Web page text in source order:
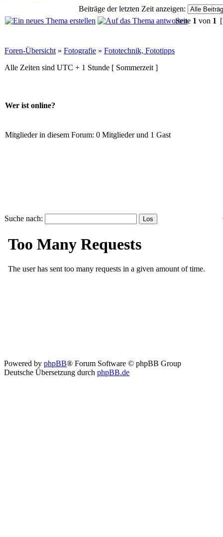
Beiträge der letzten Zeit anzeigen:
Seite 1 von 1
Foren-Übersicht » Fotografie » Fototechnik, Fototipps
Alle Zeiten sind UTC + 1 Stunde [ Sommerzeit ]
Wer ist online?
Mitglieder in diesem Forum: 0 Mitglieder und 1 Gast
Suche nach:
Powered by phpBB® Forum Software © phpBB Group
Deutsche Übersetzung durch phpBB.de